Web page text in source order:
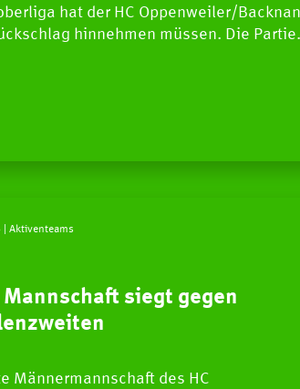
hat der HC Oppenweiler/
hinnehmen müssen. Die
| Aktiventeams
siegt gegen
Männermannschaft des HC